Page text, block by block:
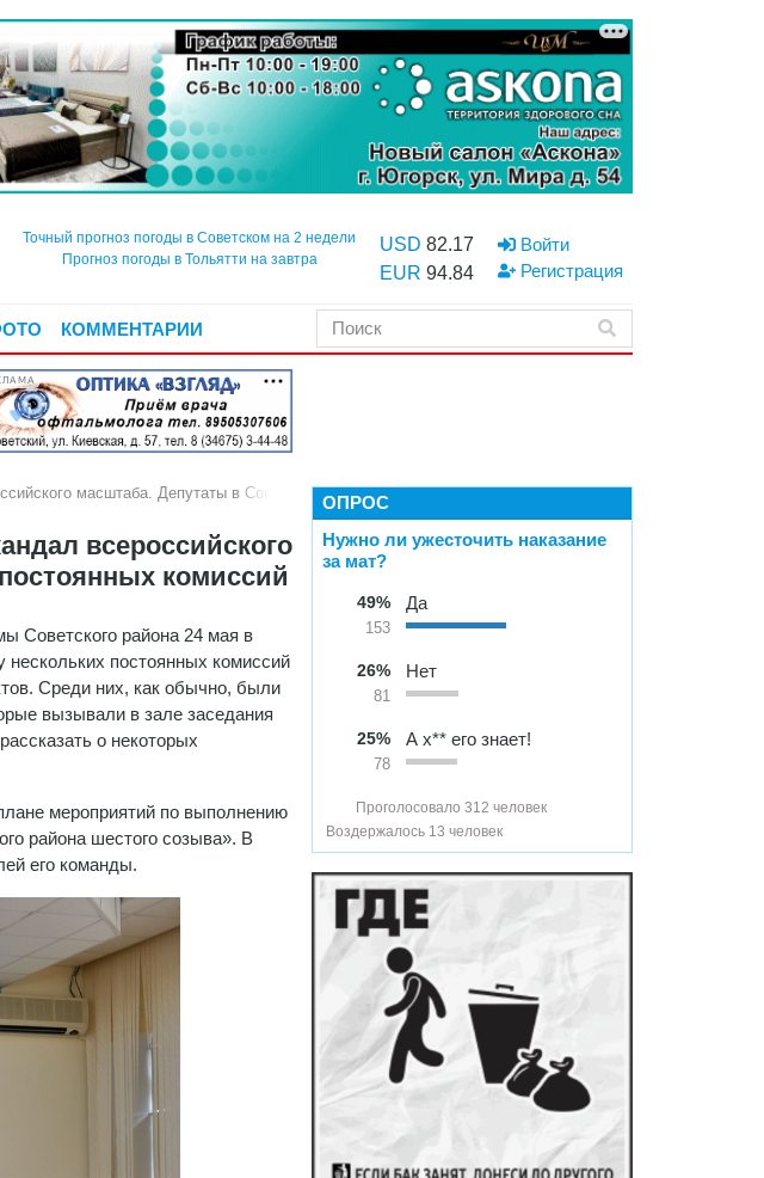
Точный прогноз погоды в Советском на 2 недели
Прогноз погоды в Тольятти на завтра
USD 82.17
EUR 94.84
Войти
Регистрация
КОММЕНТАРИИ
масштаба. Депутаты в Советском провели заседание постоянных комиссий
всероссийского
комиссий
Советского района 24 мая в
нескольких постоянных комиссий
Среди них, как обычно, были
вызывали в зале заседания
о некоторых
мероприятий по выполнению
района шестого созыва». В
его команды.
ОПРОС
Нужно ли ужесточить наказание
за мат?
49%
153
Да
26%
81
Нет
25%
78
А х** его знает!
Проголосовало 312 человек
Воздержалось 13 человек